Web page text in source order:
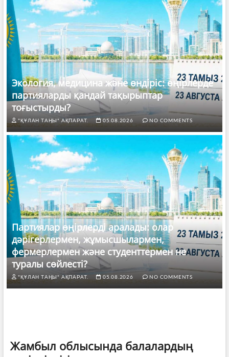
Экология, медицина және өндіріс: өңірлерде
партияларды қандай тақырыптар
тоғыстырды?
"ҚҰЛАН ТАҢЫ" АҚПАРАТ. 05.08.2026 NO COMMENTS
Партиялар өңірлерді аралады: олар
дәрігерлермен, жұмысшылармен,
фермерлермен және студенттермен не
туралы сөйлесті?
"ҚҰЛАН ТАҢЫ" АҚПАРАТ. 05.08.2026 NO COMMENTS
Жамбыл облысында балалардың